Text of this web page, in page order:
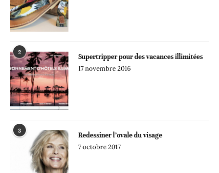
2
Supertripper pour des vacances illimitées
17 novembre 2016
3
Redessiner l’ovale du visage
7 octobre 2017